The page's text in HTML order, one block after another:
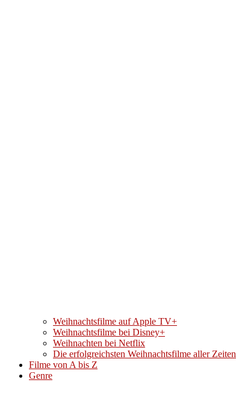
Weihnachtsfilme auf Apple TV+
Weihnachtsfilme bei Disney+
Weihnachten bei Netflix
Die erfolgreichsten Weihnachtsfilme aller Zeiten
Filme von A bis Z
Genre